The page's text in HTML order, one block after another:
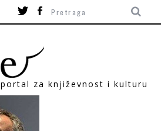
portal za književnost i kulturu